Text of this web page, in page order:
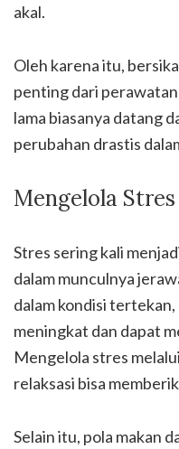
akal.
Oleh karena itu,
penting dari
lama biasanya datang
perubahan drastis
Mengelola
Stres sering kali
dalam munculnya
dalam kondisi
meningkat dan dapat
Mengelola stres
relaksasi bisa
Selain itu, pola makan